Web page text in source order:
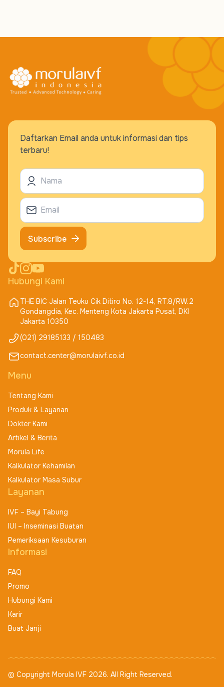
Hubungi Kami
THE BIC Jalan Teuku Cik Ditiro No. 12-14, RT.8/RW.2
Gondangdia, Kec. Menteng Kota Jakarta Pusat, DKI
Jakarta 10350
(021) 29185133 / 150483
contact.center@morulaivf.co.id
Menu
Tentang Kami
Produk & Layanan
Dokter Kami
Artikel & Berita
Morula Life
Kalkulator Kehamilan
Kalkulator Masa Subur
Layanan
IVF – Bayi Tabung
IUI – Inseminasi Buatan
Pemeriksaan Kesuburan
Informasi
FAQ
Promo
Hubungi Kami
Karir
Buat Janji
Daftarkan Email anda untuk informasi dan tips
terbaru!
Subscribe
© Copyright Morula IVF 2026. All Right Reserved.